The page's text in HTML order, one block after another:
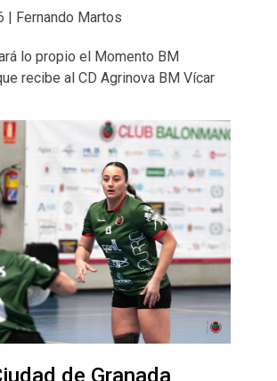
| Fernando Martos
lo propio el Momento BM
recibe al CD Agrinova BM Vícar
de Granada